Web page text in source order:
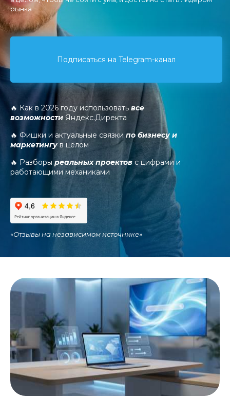
рынка
Подписаться на Telegram-канал
🔥 Как в 2026 году использовать все
возможности Яндекс.Директа
🔥 Фишки и актуальные связки по бизнесу и
маркетингув целом
🔥 Разборы реальных проектов с цифрами и
работающими механиками
«Отзывы на независимом источнике»